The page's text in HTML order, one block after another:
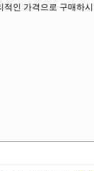
인 가격으로 구매하시